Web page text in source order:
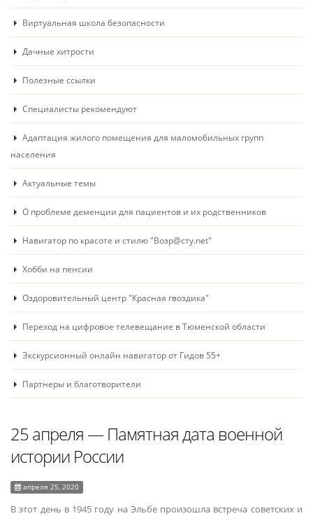
Виртуальная школа безопасности
Дачные хитрости
Полезные ссылки
Специалисты рекомендуют
Адаптация жилого помещения для маломобильных групп
населения
Актуальные темы
О проблеме деменции для пациентов и их родственников
Навигатор по красоте и стилю "Возр@сту.net"
Хобби на пенсии
Оздоровительный центр "Красная гвоздика"
Переход на цифровое телевещание в Тюменской области
Экскурсионный онлайн навигатор от Гидов 55+
Партнеры и благотворители
25 апреля ― Памятная дата военной
истории России
апреля 25, 2020
В этот день в 1945 году на Эльбе произошла встреча советских и